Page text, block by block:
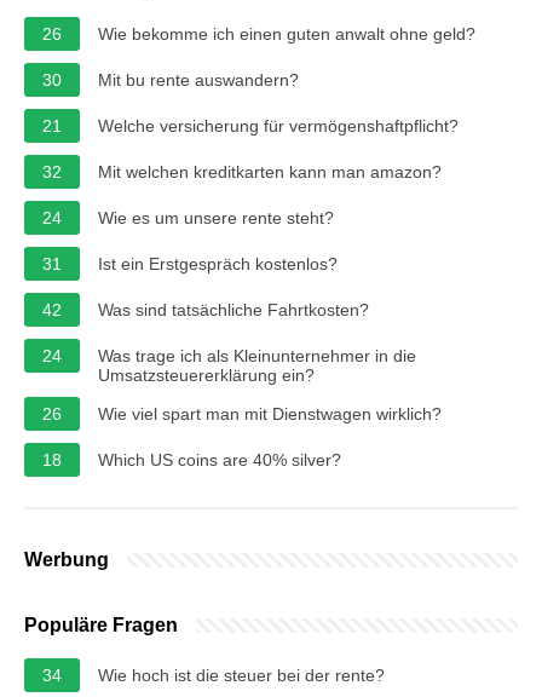
26 Wie bekomme ich einen guten anwalt ohne geld?
30 Mit bu rente auswandern?
21 Welche versicherung für vermögenshaftpflicht?
32 Mit welchen kreditkarten kann man amazon?
24 Wie es um unsere rente steht?
31 Ist ein Erstgespräch kostenlos?
42 Was sind tatsächliche Fahrtkosten?
24
Was trage ich als Kleinunternehmer in die
Umsatzsteuererklärung ein?
26
Wie viel spart man mit Dienstwagen wirklich?
18 Which US coins are 40% silver?
Werbung
Populäre Fragen
34 Wie hoch ist die steuer bei der rente?